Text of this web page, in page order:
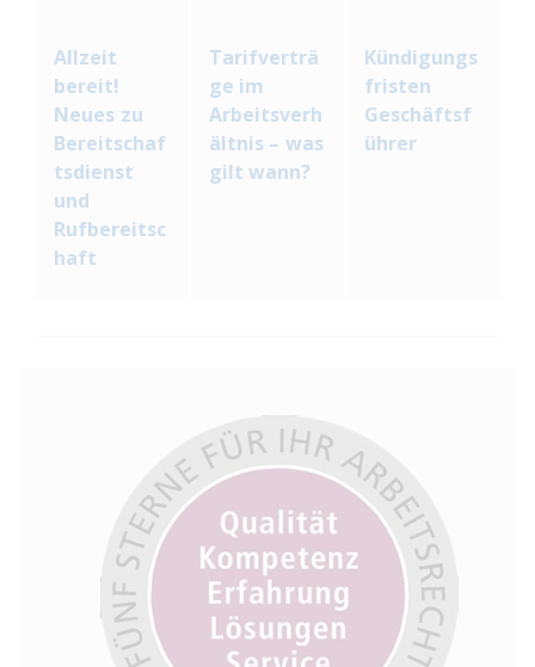
Allzeit
bereit!
Neues zu
Bereitschaf
tsdienst
und
Rufbereitsc
haft
Tarifverträ
ge im
Arbeitsverh
ältnis – was
gilt wann?
Kündigungs
fristen
Geschäftsf
ührer